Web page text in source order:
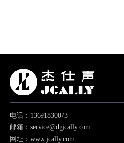
电话：13691830073
邮箱：service@dgjcally.com
网址：www.jcally.com